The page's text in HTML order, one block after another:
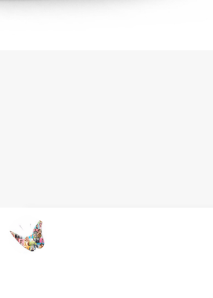
Look Baño: sandalias vivas